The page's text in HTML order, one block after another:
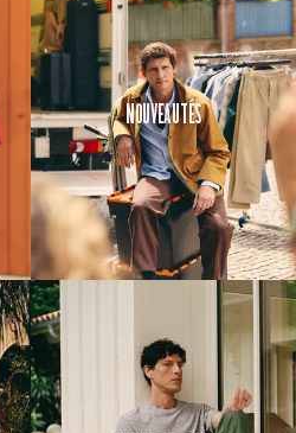
Nouveautés